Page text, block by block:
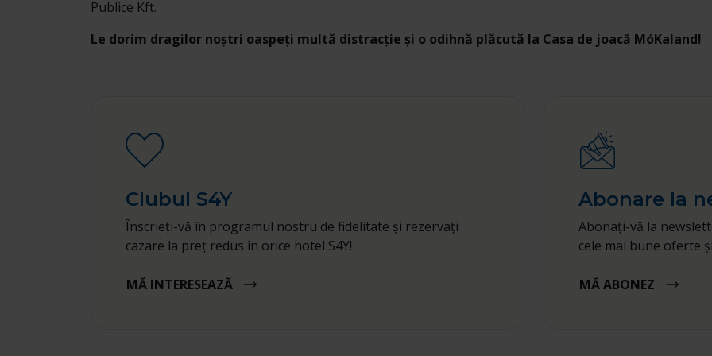
Publice Kft.
Le dorim dragilor noștri oaspeți multă distracție și o odihnă plăcută la Casa de joacă MóKaland!
Clubul S4Y
Înscrieți-vă în programul nostru de fidelitate și rezervați
cazare la preț redus în orice hotel S4Y!
MĂ INTERESEAZĂ
Abonare la
Abonați-vă la
cele mai bune oferte
MĂ ABONEZ